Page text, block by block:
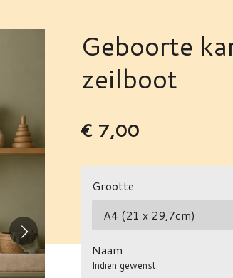
Geboorte
zeilboot
€ 7,00
Grootte
Naam
Indien gewenst.